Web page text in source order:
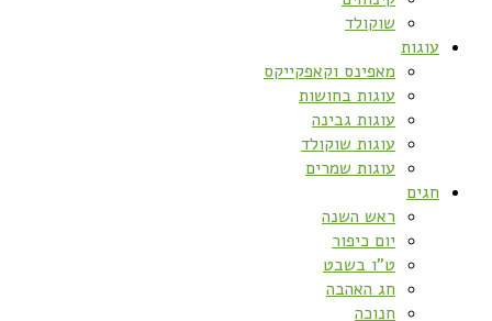
שוקולד
עוגות
מאפינס וקאפקייקס
עוגות בחושות
עוגות גבינה
עוגות שוקולד
עוגות שמרים
חגים
ראש השנה
יום כיפור
ט”ו בשבט
חג האהבה
חנוכה